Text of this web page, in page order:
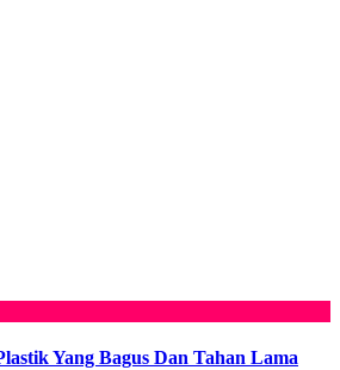
Yang Bagus Dan Tahan Lama